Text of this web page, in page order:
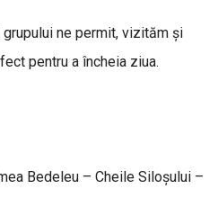
ne permit, vizităm și
pentru a încheia ziua.
Bedeleu – Cheile Siloșului –